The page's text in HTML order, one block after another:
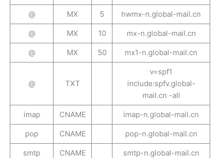
@ MX 5 hwmx-n.global-mail.cn
@ MX 10 mx-n.global-mail.cn
@ MX 50 mx1-n.global-mail.cn
@ TXT
v=spf1
include:spfv.global-
mail.cn -all
imap CNAME imap-n.global-mail.cn
pop CNAME pop-n.global-mail.cn
smtp CNAME smtp-n.global-mail.cn